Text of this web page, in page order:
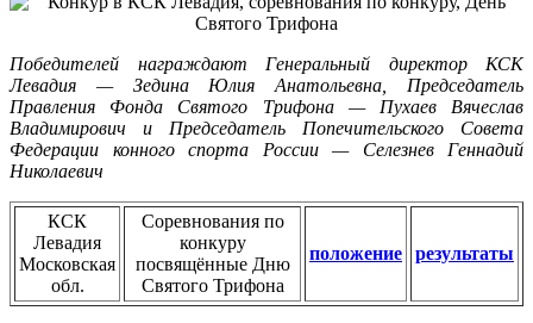
Победителей награждают Генеральный директор КСК
Левадия — Зедина Юлия Анатольевна, Председатель
Правления Фонда Святого Трифона — Пухаев Вячеслав
Владимирович и Председатель Попечительского Совета
Федерации конного спорта России — Селезнев Геннадий
Николаевич
КСК
Левадия
Московская
обл.
Соревнования по
конкуру
посвящённые Дню
Святого Трифона
положение результаты